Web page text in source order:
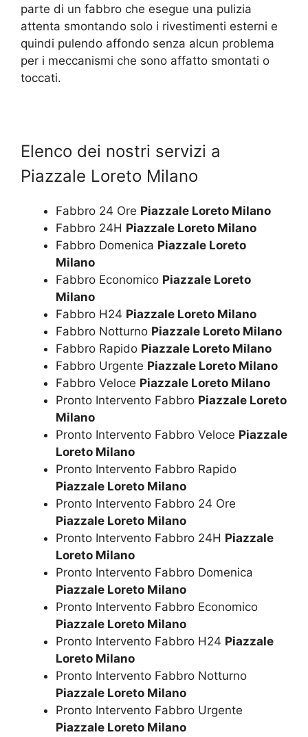
parte di un fabbro che esegue una pulizia
attenta smontando solo i rivestimenti esterni e
quindi pulendo affondo senza alcun problema
per i meccanismi che sono affatto smontati o
toccati.
Elenco dei nostri servizi a
Piazzale Loreto Milano
Fabbro 24 Ore Piazzale Loreto Milano
Fabbro 24H Piazzale Loreto Milano
Fabbro Domenica Piazzale Loreto
Milano
Fabbro Economico Piazzale Loreto
Milano
Fabbro H24 Piazzale Loreto Milano
Fabbro Notturno Piazzale Loreto Milano
Fabbro Rapido Piazzale Loreto Milano
Fabbro Urgente Piazzale Loreto Milano
Fabbro Veloce Piazzale Loreto Milano
Pronto Intervento Fabbro Piazzale Loreto
Milano
Pronto Intervento Fabbro Veloce Piazzale
Loreto Milano
Pronto Intervento Fabbro Rapido
Piazzale Loreto Milano
Pronto Intervento Fabbro 24 Ore
Piazzale Loreto Milano
Pronto Intervento Fabbro 24H Piazzale
Loreto Milano
Pronto Intervento Fabbro Domenica
Piazzale Loreto Milano
Pronto Intervento Fabbro Economico
Piazzale Loreto Milano
Pronto Intervento Fabbro H24 Piazzale
Loreto Milano
Pronto Intervento Fabbro Notturno
Piazzale Loreto Milano
Pronto Intervento Fabbro Urgente
Piazzale Loreto Milano